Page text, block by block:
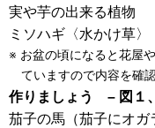
実や芋の出来る植物
ミソハギ〈水かけ草〉
お盆の頃になると花屋
ていますので内容を確
作りましょう – 図１
茄子の馬（茄子にオガ